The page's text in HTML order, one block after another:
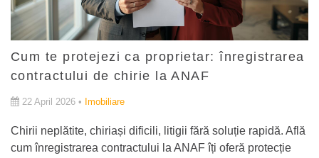
Cum te protejezi ca proprietar: înregistrarea
contractului de chirie la ANAF
22 April 2026 • Imobiliare
Chirii neplătite, chiriași dificili, litigii fără soluție rapidă. Află
cum înregistrarea contractului la ANAF îți oferă protecție